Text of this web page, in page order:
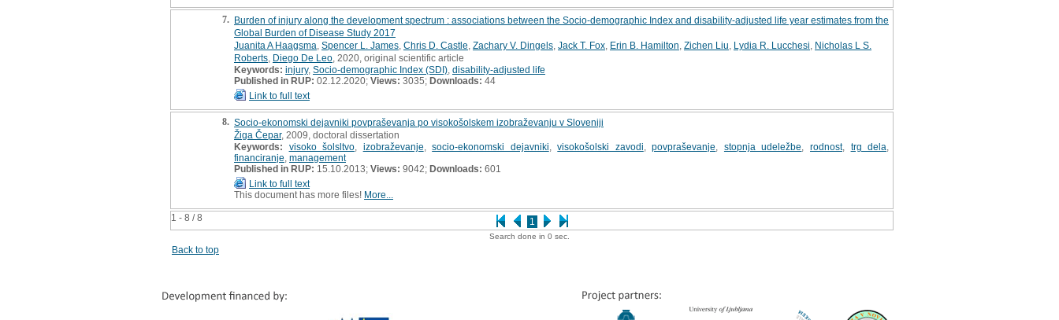
1 - 8 / 8 1
7. Burden of injury along the development spectrum : associations between the Socio-demographic Index and disability-adjusted life year estimates from the
Global Burden of Disease Study 2017
Juanita A Haagsma Spencer L. James Chris D. Castle Zachary V. Dingels Jack T. Fox Erin B. Hamilton Zichen Liu Lydia R. Lucchesi Nicholas L S.
Roberts Diego De Leo , 2020, original scientific article
Keywords: injury, Socio-demographic Index (SDI) disability-adjusted life
Published in RUP: 02.12.2020; Views: 3035; Downloads: 44
Link to full text
8. Socio-ekonomski dejavniki povpraševanja po visokošolskem izobraževanju v Sloveniji
Žiga Čepar, 2009, doctoral dissertation
Keywords:
visoko šolsltvo izobraževanje ,socio-ekonomski dejavniki ,visokošolski zavodi ,povpraševanje stopnja udeležbe ,rodnost, trg dela
financiranje management
Published in RUP: 15.10.2013; Views: 9042; Downloads: 601
Link to full text
This document has more files! More...
Search done in 0 sec.
Back to top